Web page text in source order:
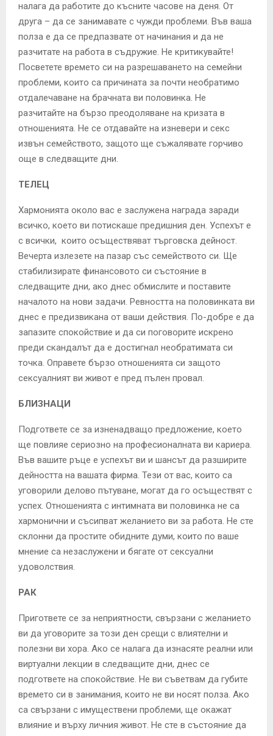
налага да работите до късните часове на деня. От
друга – да се занимавате с чужди проблеми. Във ваша
полза е да се предпазвате от начинания и да не
разчитате на работа в съдружие. Не критикувайте!
Посветете времето си на разрешаването на семейни
проблеми, които са причината за почти необратимо
отдалечаване на брачната ви половинка. Не
разчитайте на бързо преодоляване на кризата в
отношенията. Не се отдавайте на изневери и секс
извън семейството, защото ще съжалявате горчиво
още в следващите дни.
ТЕЛЕЦ
Хармонията около вас е заслужена награда заради
всичко, което ви потискаше предишния ден. Успехът е
с всички, които осъществяват търговска дейност.
Вечерта излезете на пазар със семейството си. Ще
стабилизирате финансовото си състояние в
следващите дни, ако днес обмислите и поставите
началото на нови задачи. Ревността на половинката ви
днес е предизвикана от ваши действия. По-добре е да
запазите спокойствие и да си поговорите искрено
преди скандалът да е достигнал необратимата си
точка. Оправете бързо отношенията си защото
сексуалният ви живот е пред пълен провал.
БЛИЗНАЦИ
Подгответе се за изненадващо предложение, което
ще повлияе сериозно на професионалната ви кариера.
Във вашите ръце е успехът ви и шансът да разширите
дейността на вашата фирма. Тези от вас, които са
уговорили делово пътуване, могат да го осъществят с
успех. Отношенията с интимната ви половинка не са
хармонични и съсипват желанието ви за работа. Не сте
склонни да простите обидните думи, които по ваше
мнение са незаслужени и бягате от сексуални
удоволствия.
РАК
Пригответе се за неприятности, свързани с желанието
ви да уговорите за този ден срещи с влиятелни и
полезни ви хора. Ако се налага да изнасяте реални или
виртуални лекции в следващите дни, днес се
подгответе на спокойствие. Не ви съветвам да губите
времето си в занимания, които не ви носят полза. Ако
са свързани с имуществени проблеми, ще окажат
влияние и върху личния живот. Не сте в състояние да